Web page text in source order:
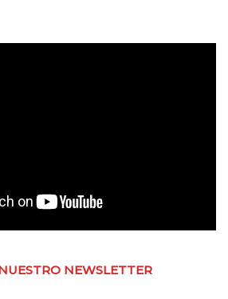
NEWSLETTER